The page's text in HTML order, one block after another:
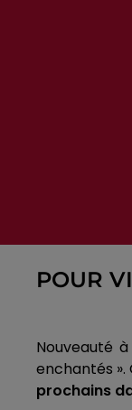
POUR
Nouveauté
enchantés ».
prochains